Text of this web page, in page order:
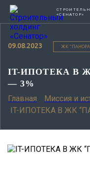
«СЕНАТОР»
09.08.2023 ЖК
IT-ИПОТЕКА В
— 3%
Главная Миссия и
IT-ИПОТЕКА В ЖК